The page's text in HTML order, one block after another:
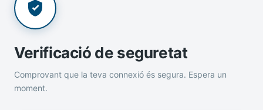
Verificació de seguretat
Comprovant que la teva connexió és segura. Espera un
moment.